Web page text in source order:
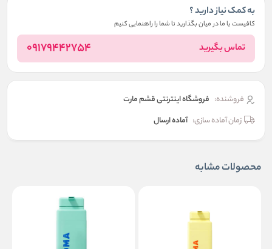
به کمک نیاز دارید ؟
کافیست با ما در میان بگذارید تا شما را راهنمایی کنیم
تماس بگیرید 09179442754
فروشنده: فروشگاه اینترنتی قشم مارت
زمان آماده سازی: آماده ارسال
محصولات مشابه